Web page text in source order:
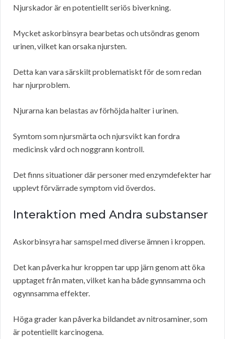
Njurskador är en potentiellt seriös biverkning.
Mycket askorbinsyra bearbetas och utsöndras genom
urinen, vilket kan orsaka njursten.
Detta kan vara särskilt problematiskt för de som redan
har njurproblem.
Njurarna kan belastas av förhöjda halter i urinen.
Symtom som njursmärta och njursvikt kan fordra
medicinsk vård och noggrann kontroll.
Det finns situationer där personer med enzymdefekter har
upplevt förvärrade symptom vid överdos.
Interaktion med Andra substanser
Askorbinsyra har samspel med diverse ämnen i kroppen.
Det kan påverka hur kroppen tar upp järn genom att öka
upptaget från maten, vilket kan ha både gynnsamma och
ogynnsamma effekter.
Höga grader kan påverka bildandet av nitrosaminer, som
är potentiellt karcinogena.